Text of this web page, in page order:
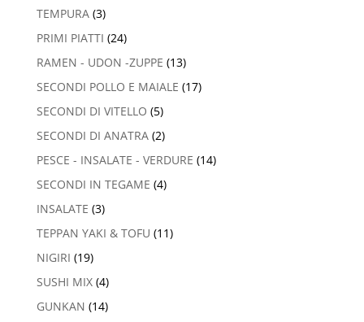
TEMPURA (3)
PRIMI PIATTI (24)
RAMEN - UDON -ZUPPE (13)
SECONDI POLLO E MAIALE (17)
SECONDI DI VITELLO (5)
SECONDI DI ANATRA (2)
PESCE - INSALATE - VERDURE (14)
SECONDI IN TEGAME (4)
INSALATE (3)
TEPPAN YAKI & TOFU (11)
NIGIRI (19)
SUSHI MIX (4)
GUNKAN (14)